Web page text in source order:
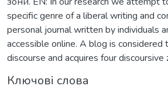
specific genre of a liberal writing and
personal journal written by individuals
accessible online. A blog is
discourse and acquires four discoursive
Ключові слова